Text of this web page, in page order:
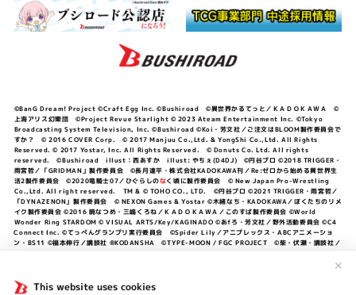
This website uses cookies
✕
©BanG Dream! Project ©Craft Egg Inc. ©Bushiroad ©異世界かるてっと／ＫＡＤＯＫＡＷＡ ©
上海アリス幻樂団 ©Project Revue Starlight © 2023 Ateam Entertainment Inc. ©Tokyo
Broadcasting System Television, Inc. ©Bushiroad ©Koi・芳文社／ご注文はBLOOM製作委員会で
すか？ © 2016 COVER Corp. © 2017 Manjuu Co.,Ltd. & YongShi Co.,Ltd. All Rights
Reserved. © 2017 Yostar, Inc. All Rights Reserved. © Donuts Co. Ltd. All rights
reserved. ©Bushiroad illust：西あすか illust: やちぇ(D4DJ) ©円谷プロ ©2018 TRIGGER・
雨宮哲／「GRIDMAN」製作委員会 ©長月達平・株式会社KADOKAWA刊／Re:ゼロから始める異世界生
活2製作委員会 ©2020竜騎士07／ひぐらしのなく頃に製作委員会 © New Japan Pro-Wrestling
Co.,Ltd. All right reserved. TM & © TOHO CO., LTD. ©円谷プロ ©2021 TRIGGER・雨宮哲／
「DYNAZENON」製作委員会 © NEXON Games & Yostar ©木緒なち・KADOKAWA／ぼくたちのリメ
イク製作委員会 ©2016 暁なつめ・三嶋くろね／ＫＡＤＯＫＡＷＡ／このすば製作委員会 ©World
Wonder Ring STARDOM © VISUAL ARTS/Key/KAGINADO ©あfろ・芳文社／野外活動委員会 ©C4
Connect Inc. ©てっぺんグランプリ実行委員会 ©Spider Lily／アニプレックス・ABCアニメーショ
ン・BS11 ©福本伸行／講談社 ®KODANSHA ©TYPE-MOON / FGC PROJECT ©柴・伏瀬・講談社／
©中村力斗・野澤ゆき子／集英社・君のことが大大大大大好きな製作委員会 ©IIS-P／ぽんのみち製作委